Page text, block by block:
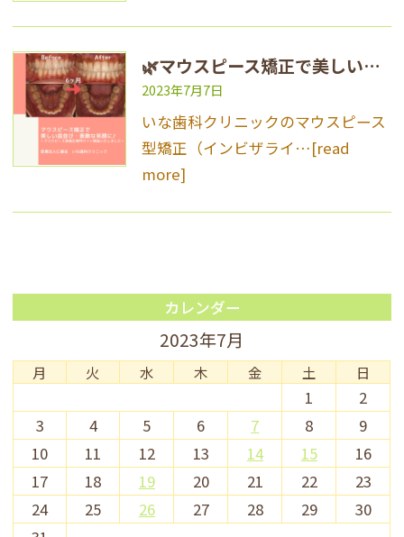
🌿マウスピース矯正で美しい歯並び・素敵な笑顔に♪🌿
2023年7月7日
いな歯科クリニックのマウスピース
型矯正（インビザライ…[read
more]
カレンダー
2023年7月
月 火 水 木 金 土 日
1
2
3
4 5 6 7 8
9
10
11 12 13 14 15
16
17
18 19 20 21 22
23
24
25 26 27 28 29
30